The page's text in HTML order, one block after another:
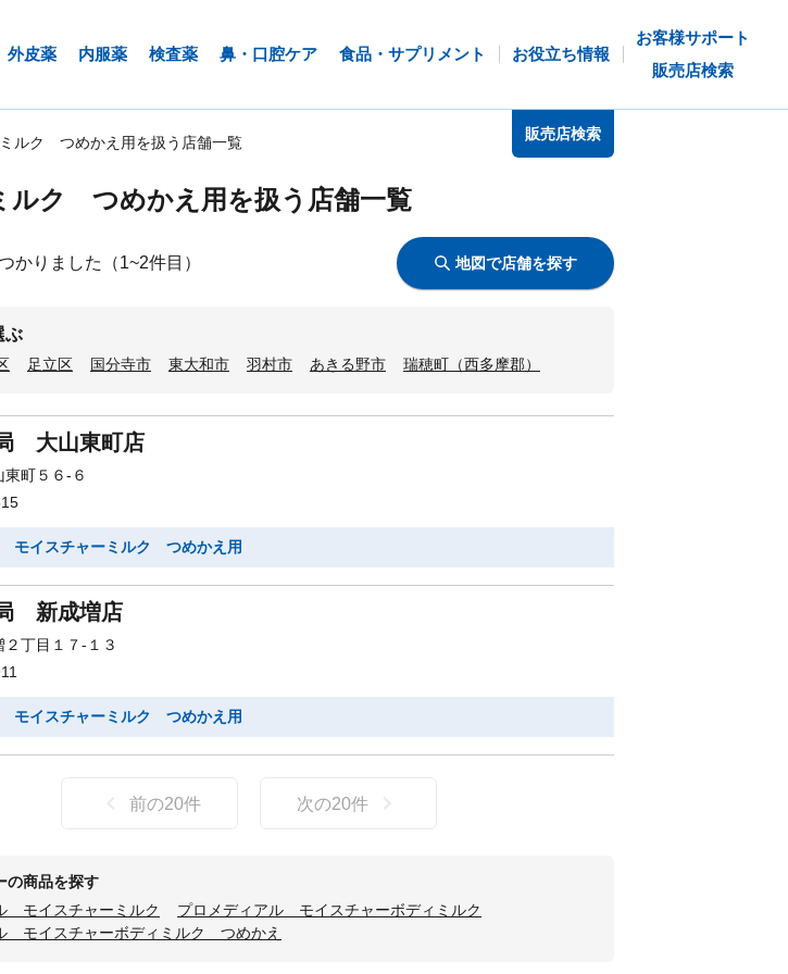
外皮薬 内服薬 検査薬 鼻・口腔ケア 食品・サプリメント お役立ち情報
お客様サポート
販売店検索
ルク つめかえ用を扱う店舗一覧 販売店検索
ク つめかえ用を扱う店舗一覧
かりました （1~2件目） 地図で店舗を探す
ぶ
足立区 国分寺市 東大和市 羽村市 あきる野市 瑞穂町（西多摩郡）
大山東町店
町５６-６
モイスチャーミルク つめかえ用
新成増店
丁目１７-１３
モイスチャーミルク つめかえ用
前の20件 次の20件
の商品を探す
モイスチャーミルク
プロメディアル モイスチャーボディミルク
モイスチャーボディミルク つめかえ